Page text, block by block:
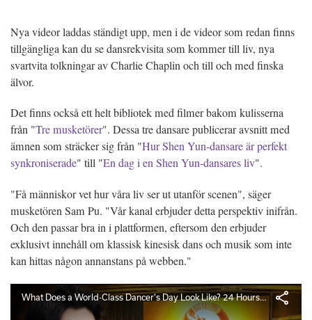
Nya videor laddas ständigt upp, men i de videor som redan finns
tillgängliga kan du se dansrekvisita som kommer till liv, nya
svartvita tolkningar av Charlie Chaplin och till och med finska
älvor.
Det finns också ett helt bibliotek med filmer bakom kulisserna
från "Tre musketörer". Dessa tre dansare publicerar avsnitt med
ämnen som sträcker sig från "Hur Shen Yun-dansare är perfekt
synkroniserade" till "En dag i en Shen Yun-dansares liv".
"Få människor vet hur våra liv ser ut utanför scenen", säger
musketören Sam Pu. "Vår kanal erbjuder detta perspektiv inifrån.
Och den passar bra in i plattformen, eftersom den erbjuder
exklusivt innehåll om klassisk kinesisk dans och musik som inte
kan hittas någon annanstans på webben."